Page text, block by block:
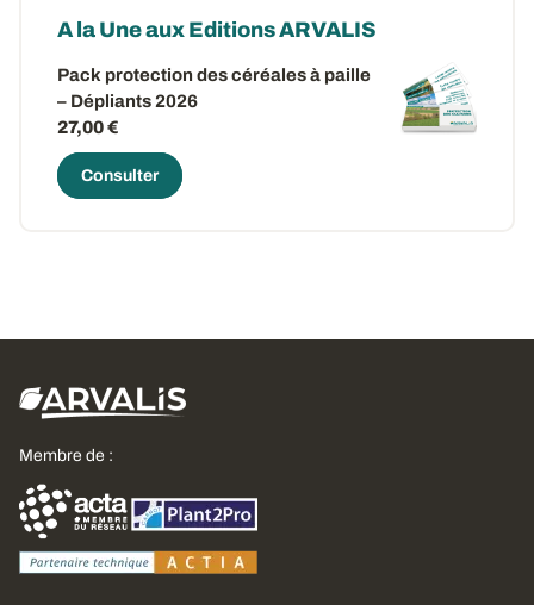
A la Une aux Editions ARVALIS
Pack protection des céréales à paille
– Dépliants 2026
27,00 €
Consulter
Membre de :